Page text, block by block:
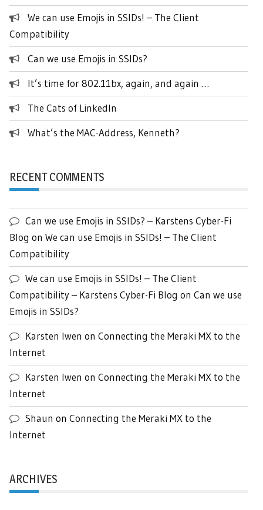
We can use Emojis in SSIDs! – The Client
Compatibility
Can we use Emojis in SSIDs?
It’s time for 802.11bx, again, and again …
The Cats of LinkedIn
What’s the MAC-Address, Kenneth?
RECENT COMMENTS
Can we use Emojis in SSIDs? – Karstens Cyber-Fi
Blog on We can use Emojis in SSIDs! – The Client
Compatibility
We can use Emojis in SSIDs! – The Client
Compatibility – Karstens Cyber-Fi Blog on Can we use
Emojis in SSIDs?
Karsten Iwen on Connecting the Meraki MX to the
Internet
Karsten Iwen on Connecting the Meraki MX to the
Internet
Shaun on Connecting the Meraki MX to the
Internet
ARCHIVES